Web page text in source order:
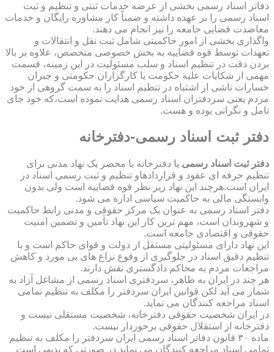
دفاتر اسناد رسمی بخشی از عرضه خدمات ثبتی و تنظیم و ثبت
اسناد رسمی را بر عهده داشته و ضمناً کار مشاوره رایگان و خدمات
معاضدت قضایی جامعه را نیز انجام می دهند.
واگذاری بخشی از امور حاکمیتی شامل ثبت نقل و انتقالات و
تعهدات توسط قوه قضاییه به بخش خصوصی متخصص، علاوه بر بالا
بردن دقت در تنظیم اسناد و سلب مسئولیت در این زمینه، قسمت
مهمی از شکایات علیه حکومت یا کارگزاران حکومتی و جبران
خسارات ناشی از اشتباه در تنظیم اسناد را به سمت گروهی از خود
مردم یعنی سردفتران اسناد رسمی هدایت نموده است،که خود جای
تامل و نگرانی بوده و هست.
دفتر ثبت اسناد رسمی-دفترخانه
دفتر ثبت اسناد رسمی یا دفترخانه یا محضر یک نهاد مدنی برای
تنظیم حرفه ای عقود و قراردادهاو تنظیم و ثبت رسمی اسناد در
ایران است.هرچند این نهاد زیر نظر قوه قضاییه است ولی بدون
وابستگی مالی به حاکمیت سیاسی اداره می شود.
دفتر اسناد رسمی به عنوان یک مرکز حقوقی و مدنی رابط حاکمیت
و شهروندان است، مهم ترین کار این نهاد تأمین و تضمین امنیت
حقوقی و اقتصادی جامعه است.
این نهاد دارای مسئولیتی مستقل از دولت و قوای حاکم است و با
تنظیم دقیق اسناد در جلوگیری از وقوع نزاع های بی مورد و کاهش
مراجعات مردم به محاکم دادگستری نقش دارند.
هر چند در ایران به ظاهر، سردفتری اسناد رسمی از مشاغل آزاد به
شمار می آید لکن قوانین ایران سردفتر را مکلف به تنظیم تمامی
اسناد مراجعه کنندگان می نماید.
در ایران شخصیت حقوقی دفترخانه، شخصیت مستقلی نیست و
دفترخانه از استقلال حقوقی برخوردار نیست.
ماده ۳۰ قانون دفاتر اسناد رسمی ایران سردفتر را مکلف به تنظیم
تمامی اسناد مراجعه کنندگان می نماید در صورتی که بدیهی است